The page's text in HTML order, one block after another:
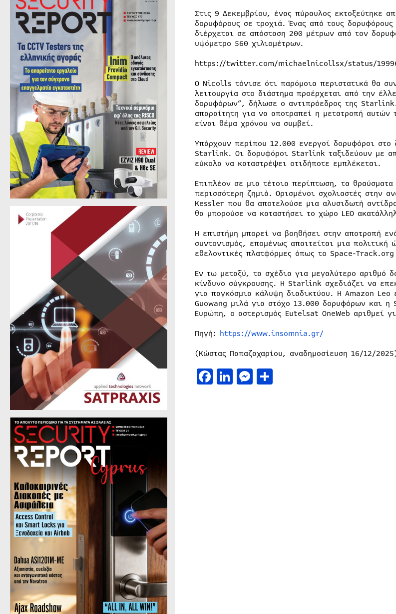
Στις 9 Δεκεμβρίου, ένας πύραυλος εκτοξεύτηκε
δορυφόρους σε τροχιά. Ένας από τους
διέρχεται σε απόσταση 200 μέτρων από τον
υψόμετρο 560 χιλιομέτρων.
https://twitter.com/michaelnicollsx/status/
Ο Nicolls τόνισε ότι παρόμοια περιστατικά θα
λειτουργία στο διάστημα προέρχεται από την
δορυφόρων”, δήλωσε ο αντιπρόεδρος της
απαραίτητη για να αποτραπεί η μετατροπή
είναι θέμα χρόνου να συμβεί.
Υπάρχουν περίπου 12.000 ενεργοί δορυφόροι
Starlink. Οι δορυφόροι Starlink ταξιδεύουν με
εύκολα να καταστρέψει οτιδήποτε εμπλέκεται.
Επιπλέον σε μια τέτοια περίπτωση, τα
περισσότερη ζημιά. Ορισμένοι σχολιαστές στην
Kessler που θα αποτελούσε μια αλυσιδωτή
θα μπορούσε να καταστήσει το χώρο LEO
Η επιστήμη μπορεί να βοηθήσει στην αποτροπή
συντονισμός, επομένως απαιτείται μια
εθελοντικές πλατφόρμες όπως το Space-
Εν τω μεταξύ, τα σχέδια για μεγαλύτερο αριθμό
κίνδυνο σύγκρουσης. Η Starlink σχεδιάζει να
για παγκόσμια κάλυψη διαδικτύου. Η Amazon
Guowang μιλά για στόχο 13.000 δορυφόρων και
Ευρώπη, ο αστερισμός Eutelsat OneWeb αριθμεί
Πηγή: https://www.insomnia.gr/
(Κώστας Παπαζαχαρίου, αναδημοσίευση 16/12/
Facebook
LinkedIn
Messenger
Μοιραστείτε